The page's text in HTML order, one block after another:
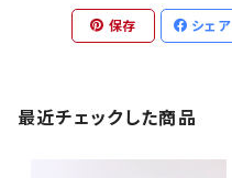
保存 シェア
最近チェックした商品